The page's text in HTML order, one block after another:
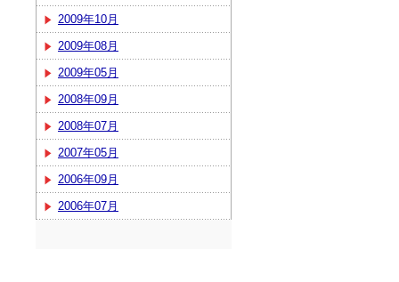
2009年10月
2009年08月
2009年05月
2008年09月
2008年07月
2007年05月
2006年09月
2006年07月